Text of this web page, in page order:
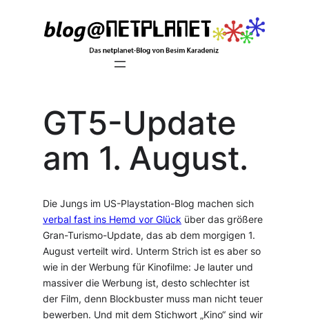
GT5-Update
am 1. August.
Die Jungs im US-Playstation-Blog machen sich
verbal fast ins Hemd vor Glück über das größere
Gran-Turismo-Update, das ab dem morgigen 1.
August verteilt wird. Unterm Strich ist es aber so
wie in der Werbung für Kinofilme: Je lauter und
massiver die Werbung ist, desto schlechter ist
der Film, denn Blockbuster muss man nicht teuer
bewerben. Und mit dem Stichwort „Kino“ sind wir